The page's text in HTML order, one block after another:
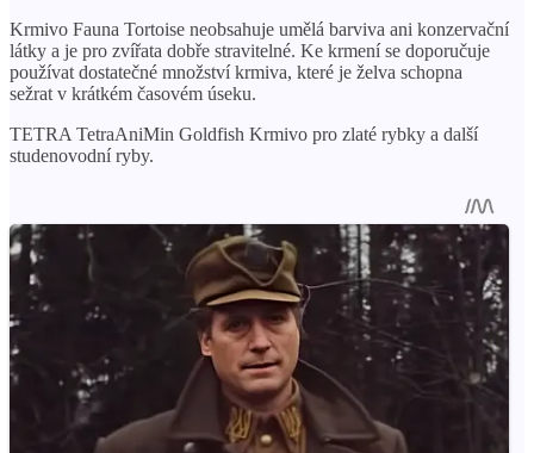
Krmivo Fauna Tortoise neobsahuje umělá barviva ani konzervační
látky a je pro zvířata dobře stravitelné. Ke krmení se doporučuje
používat dostatečné množství krmiva, které je želva schopna
sežrat v krátkém časovém úseku.
TETRA TetraAniMin Goldfish Krmivo pro zlaté rybky a další
studenovodní ryby.